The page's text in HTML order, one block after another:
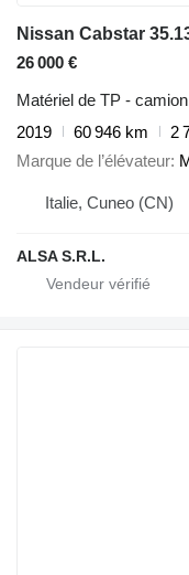
Nissan Cabstar
26 000 €
Matériel de TP -
2019
60 946 km
2
Marque de l’élévateur
Italie, Cuneo (CN)
ALSA S.R.L.